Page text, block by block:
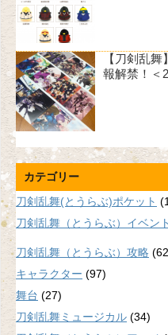
【刀剣乱
報解禁！＜
カテゴリー
刀剣乱舞(とうらぶ)ポケット
刀剣乱舞（とうらぶ）イベント
刀剣乱舞（とうらぶ）攻略
キャラクター (97)
舞台 (27)
刀剣乱舞ミュージカル (34)